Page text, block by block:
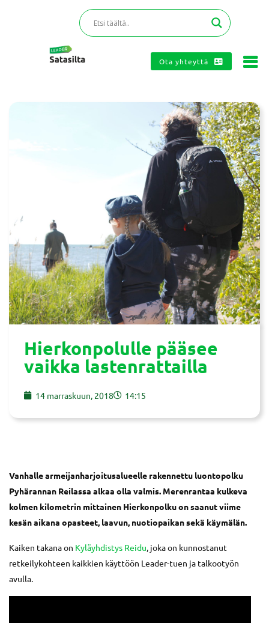
Ota yhteyttä
Hierkonpolulle pääsee
vaikka lastenrattailla
14 marraskuun, 2018 14:15
Vanhalle armeijanharjoitusalueelle rakennettu luontopolku
Pyhärannan Reilassa alkaa olla valmis. Merenrantaa kulkeva
kolmen kilometrin mittainen Hierkonpolku on saanut viime
kesän aikana opasteet, laavun, nuotiopaikan sekä käymälän.
Kaiken takana on Kyläyhdistys Reidu, joka on kunnostanut
retkeilykohteen kaikkien käyttöön Leader-tuen ja talkootyön
avulla.